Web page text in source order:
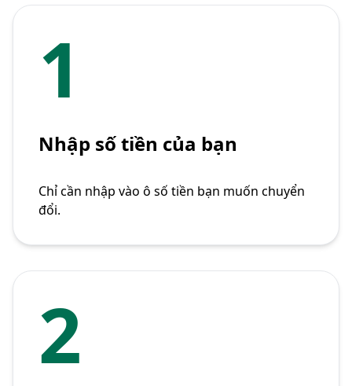
1
Nhập số tiền của bạn
Chỉ cần nhập vào ô số tiền bạn muốn chuyển
đổi.
2